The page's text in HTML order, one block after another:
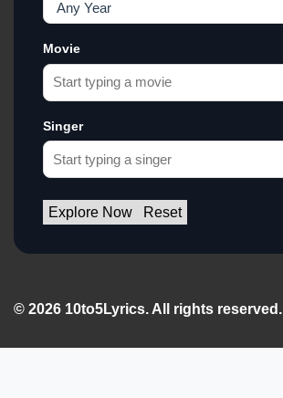
Movie
Singer
Explore Now Reset
© 2026 10to5Lyrics. All rights reserved.